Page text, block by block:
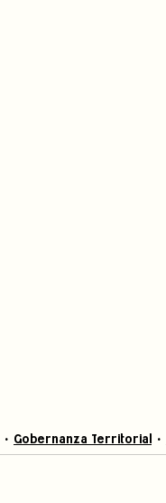
Gobernanza Territorial